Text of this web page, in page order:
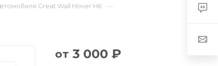
Great Wall Hover H6 —
от 3 000 ₽